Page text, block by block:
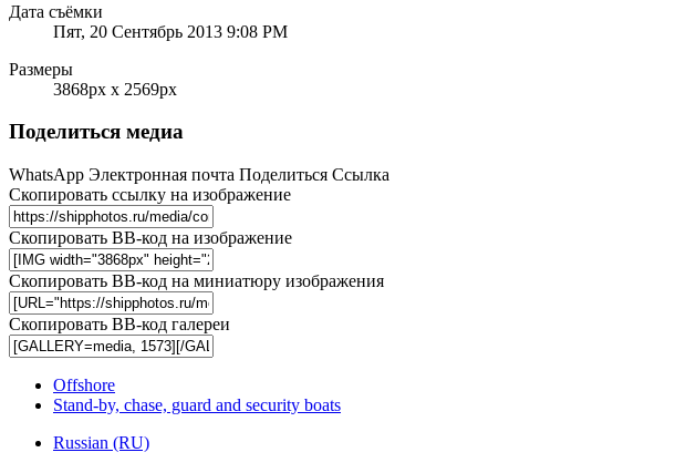
Дата съёмки
Пят, 20 Сентябрь 2013 9:08 PM
Размеры
3868px x 2569px
Поделиться медиа
WhatsApp Электронная почта Поделиться Ссылка
Скопировать ссылку на изображение
Скопировать BB-код на изображение
Скопировать BB-код на миниатюру изображения
Скопировать BB-код галереи
Offshore
Stand-by, chase, guard and security boats
Russian (RU)